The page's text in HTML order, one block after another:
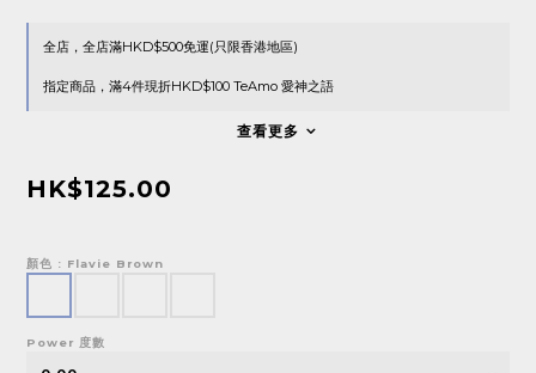
全店，全店滿HKD$500免運(只限香港地區)
指定商品，滿4件現折HKD$100 TeAmo 愛神之語
查看更多
HK$125.00
顏色 : Flavie Brown
Power 度數